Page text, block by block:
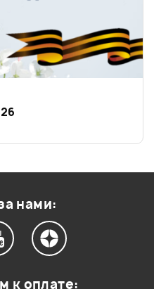
нами:
к оплате: